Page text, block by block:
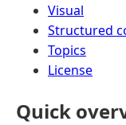
Visual
Structured
Topics
License
Quick